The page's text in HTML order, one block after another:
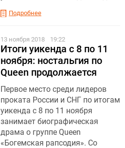
Подробнее
13 ноября 2018 19:22
Итоги уикенда с 8 по 11
ноября: ностальгия по
Queen продолжается
Первое место среди лидеров
проката России и СНГ по итогам
уикенда с 8 по 11 ноября
занимает биографическая
драма о группе Queen
«Богемская рапсодия». Со